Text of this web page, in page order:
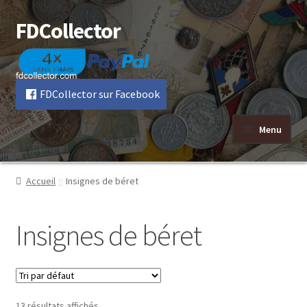
Aller
navigation
Aller
au
contenu
FDCollector
FDCollector sur Facebook
Menu
Accueil Insignes de béret
Insignes de béret